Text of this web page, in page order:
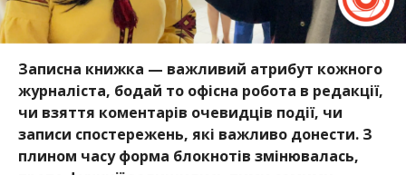
Записна книжка — важливий атрибут кожного
журналіста, бодай то офісна робота в редакції,
чи взяття коментарів очевидців події, чи
записи спостережень, які важливо донести. З
плином часу форма блокнотів змінювалась,